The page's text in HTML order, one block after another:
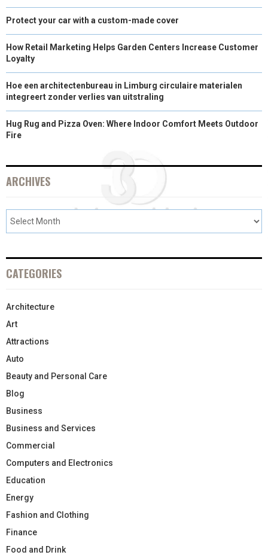
Protect your car with a custom-made cover
How Retail Marketing Helps Garden Centers Increase Customer
Loyalty
Hoe een architectenbureau in Limburg circulaire materialen
integreert zonder verlies van uitstraling
Hug Rug and Pizza Oven: Where Indoor Comfort Meets Outdoor
Fire
ARCHIVES
CATEGORIES
Architecture
Art
Attractions
Auto
Beauty and Personal Care
Blog
Business
Business and Services
Commercial
Computers and Electronics
Education
Energy
Fashion and Clothing
Finance
Food and Drink